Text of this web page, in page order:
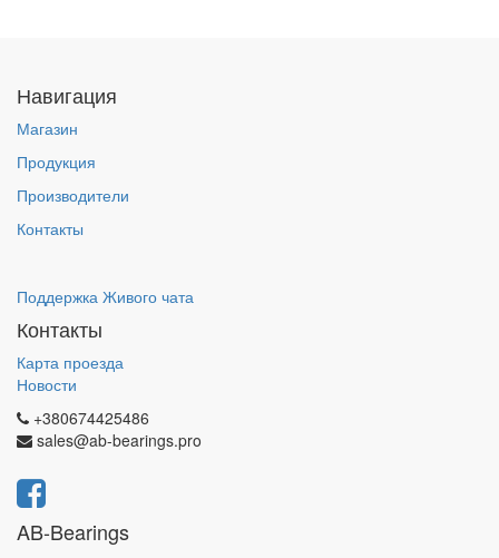
Навигация
Магазин
Продукция
Производители
Контакты
Поддержка Живого чата
Контакты
Карта проезда
Новости
+380674425486
sales@ab-bearings.pro
AB-Bearings